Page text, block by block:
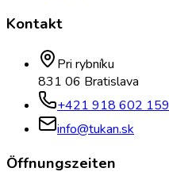
Kontakt
Pri rybníku
831 06 Bratislava
+421 918 602 159
info@tukan.sk
Öffnungszeiten